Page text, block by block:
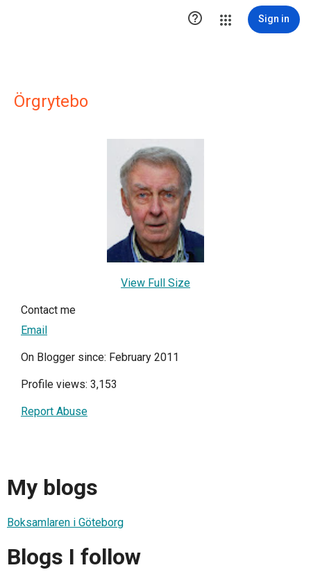
 Sign in
Örgrytebo
View Full Size
Contact me
Email
On Blogger since: February 2011
Profile views: 3,153
Report Abuse
My blogs
Boksamlaren i Göteborg
Blogs I follow